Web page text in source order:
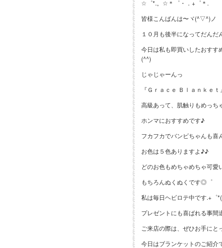
☆゜*.。☆＊゜・．+゜＊.
皆様こんばんは〜ヾ(^▽^)ノ
１０月も後半になってだん
今日は私も即買いしたおすす
(^^)
じゃじゃーんっ
『Ｇｒａｃｅ Ｂｌａｎｋｅ
高級あって、肌触りもめっち
ホンマにおすすめです♪
フカフカでバンビちゃんも
お色は５色ありますよ♪♪
どのお色もめちゃめちゃ可
もちろんぬくぬくです◎゜
私は毎日ヘビロテ中です.+
プレゼントにも喜ばれる事間
ご来店の際は、ぜひお手に
今日はブランケットのご紹